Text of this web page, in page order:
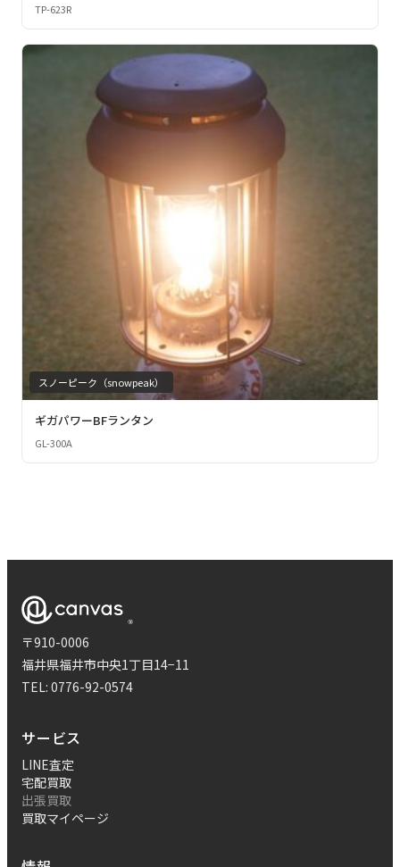
TP-623R
スノーピーク（snowpeak）
ギガパワーBFランタン
GL-300A
〒910-0006
福井県福井市中央1丁目14−11
TEL: 0776-92-0574
サービス
LINE査定
宅配買取
出張買取
買取マイページ